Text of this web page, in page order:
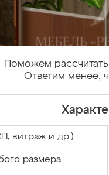
Поможем
Ответим менее,
витраж и др.)
размера